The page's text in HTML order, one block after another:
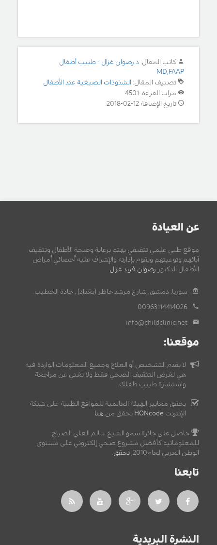
كاتب المقال: د.رضوان غزال - طبيب أطفال
MD,FAAP
تصنيف المقال: الشذوذات الصبغية عند الأطفال
مرات القراءة: 4501
تاريخ الإضافة 12-02-2018
عن العيادة
موقع طبي علمي تثقيفي يهتم برعاية وصحة الأطفال وتثقيف
آبائهم وتوعيتهم ويقوم بإدارته والإشراف عليه أخصائي أمراض
الأطفال الدكتور رضوان فريد غزال
سوريا, دمشق, شارع مرشد خاطر (بغداد) , جادة الخطيب.
00963114414026
info@childclinic.net
موقعنا:
لا يقدم التشخيص أو العلاج وجميع المعلومات الواردة فيه
هي لغرض التثقيف الصحي فقط ولا تغني عن مراجعة
واستشارة طبيب طفلك.
يحقق معايير الهيئة العالمية للمواقع الطبية على شبكة
الإنترنت HONcode تحقق من هنا
حاصل على جائزة سمو الشيخ سالم العلي الصباح
للمعلوماتية كأفضل مشروع صحي إلكتروني على مستوى
الوطن العربي لعام2010,
تحقق
تابعنا
النشرة البريدية